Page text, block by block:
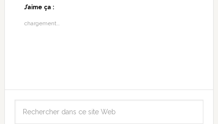
J’aime ça :
chargement…